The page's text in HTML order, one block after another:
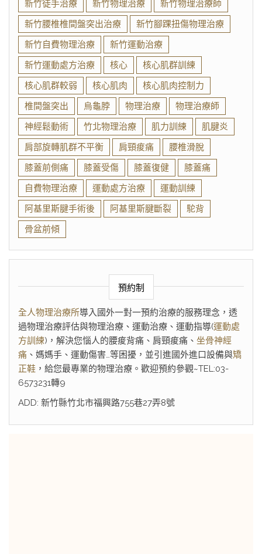
新竹徒手治療 新竹物理治療
新竹物理治療師
新竹腰椎椎間盤突出治療
新竹腳踝扭傷物理治療
新竹自費物理治療
新竹運動治療
新竹運動處方治療
核心
核心肌群訓練
核心肌群較弱
核心肌肉
核心肌肉控制力
椎間盤突出
烏龜脖 物理治療
物理治療師
神經鬆動術
竹北物理治療 肌力訓練
肌腱炎
肩部旋轉肌群不平衡
肩頸痠痛
腰椎滑脫
膝蓋前側痛
膝蓋受傷 膝蓋復健
膝蓋痛
自費物理治療
運動處方治療
運動訓練
阿基里斯腱手術後
阿基里斯腱斷裂
駝背
骨盆前傾
預約制
全人物理治療所導入國外一對一預約治療的服務理念，透
過物理治療評估與物理治療、運動治療、運動指導(運動處
方訓練)，解決您惱人的腰痠背痛、肩頸痠痛、 坐骨神經
痛 、媽媽手、運動傷害…等困擾，並引進國外進口設備與矯
正鞋 ，給您最專業的物理治療。歡迎預約參觀~TEL:03-
6573231轉9
ADD: 新竹縣竹北市福興路755巷27弄8號